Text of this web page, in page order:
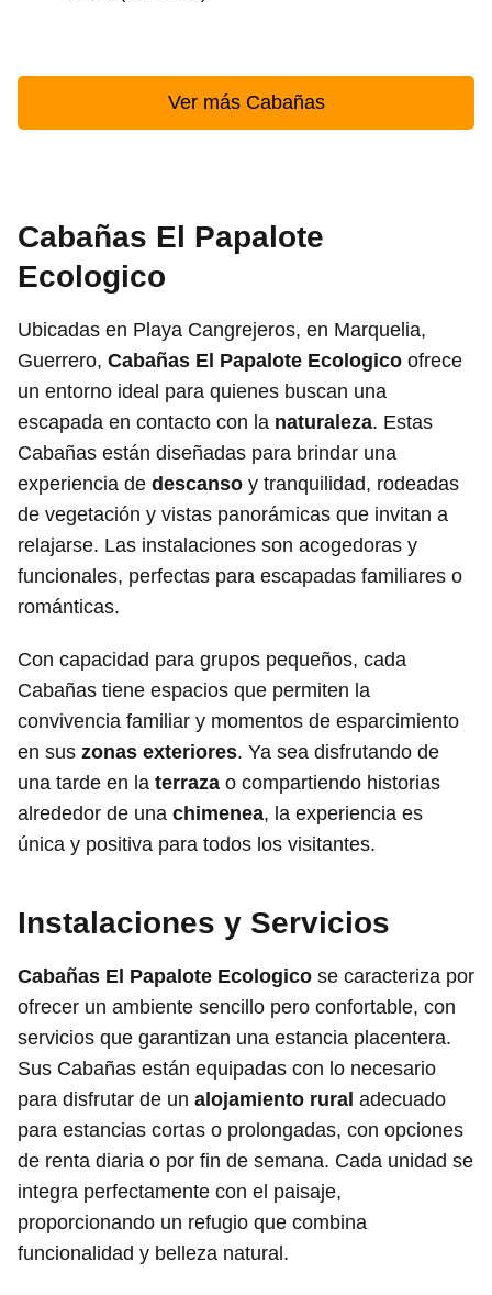
Ver más Cabañas
Cabañas El Papalote
Ecologico
Ubicadas en Playa Cangrejeros, en Marquelia,
Guerrero, Cabañas El Papalote Ecologico ofrece
un entorno ideal para quienes buscan una
escapada en contacto con la naturaleza. Estas
Cabañas están diseñadas para brindar una
experiencia de descanso y tranquilidad, rodeadas
de vegetación y vistas panorámicas que invitan a
relajarse. Las instalaciones son acogedoras y
funcionales, perfectas para escapadas familiares o
románticas.
Con capacidad para grupos pequeños, cada
Cabañas tiene espacios que permiten la
convivencia familiar y momentos de esparcimiento
en sus zonas exteriores. Ya sea disfrutando de
una tarde en la terraza o compartiendo historias
alrededor de una chimenea, la experiencia es
única y positiva para todos los visitantes.
Instalaciones y Servicios
Cabañas El Papalote Ecologico se caracteriza por
ofrecer un ambiente sencillo pero confortable, con
servicios que garantizan una estancia placentera.
Sus Cabañas están equipadas con lo necesario
para disfrutar de un alojamiento rural adecuado
para estancias cortas o prolongadas, con opciones
de renta diaria o por fin de semana. Cada unidad se
integra perfectamente con el paisaje,
proporcionando un refugio que combina
funcionalidad y belleza natural.